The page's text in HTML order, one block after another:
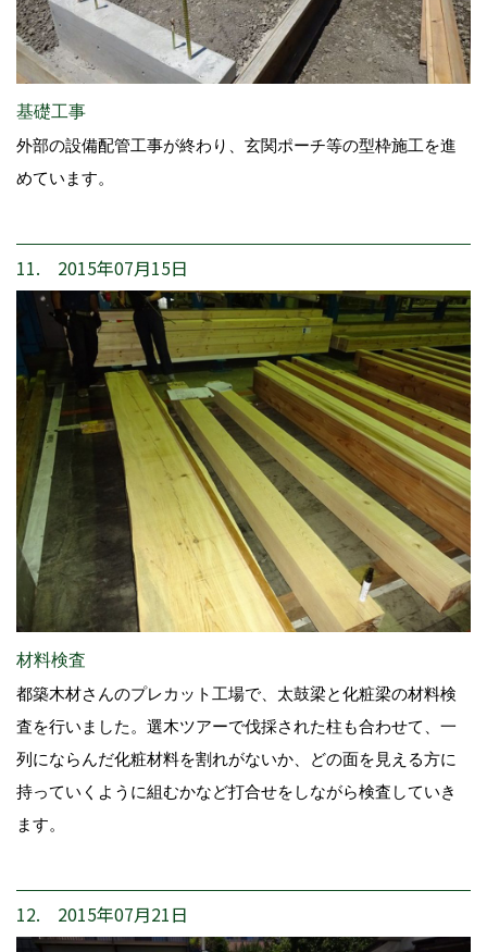
基礎工事
外部の設備配管工事が終わり、玄関ポーチ等の型枠施工を進
めています。
11. 2015年07月15日
材料検査
都築木材さんのプレカット工場で、太鼓梁と化粧梁の材料検
査を行いました。選木ツアーで伐採された柱も合わせて、一
列にならんだ化粧材料を割れがないか、どの面を見える方に
持っていくように組むかなど打合せをしながら検査していき
ます。
12. 2015年07月21日